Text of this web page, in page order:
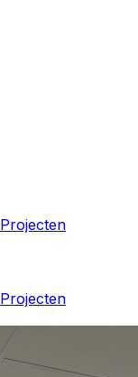
Projecten
Projecten